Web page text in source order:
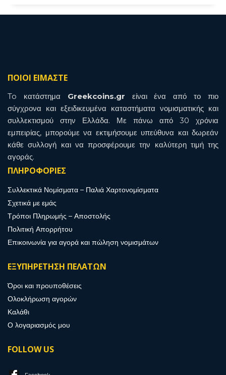
ΠΟΙΟΙ ΕΙΜΑΣΤΕ
To κατάστημα Greekcoins.gr είναι ένα από το πιο
σύγχρονα και εξειδικευμένα καταστήματα νομισματικής και
συλλεκτισμού στην Ελλάδα. Με πάνω από 30 χρόνια
εμπειρίας, μπορούμε να εκτιμήσουμε υπεύθυνα και δωρεάν
κάθε συλλογή και να προσφέρουμε την καλύτερη τιμή της
αγοράς.
ΠΛΗΡΟΦΟΡΙΕΣ
Συλλεκτικά Νομίσματα – Παλιά Χαρτονομίσματα
Σχετικά με εμάς
Τρόποι Πληρωμής – Αποστολής
Πολιτική Απορρήτου
Επικοινωνία για αγορά και πώληση νομισμάτων
ΕΞΥΠΗΡΕΤΗΣΗ ΠΕΛΑΤΩΝ
Όροι και προυποθέσεις
Ολοκλήρωση αγορών
Καλάθι
Ο λογαριασμός μου
FOLLOW US